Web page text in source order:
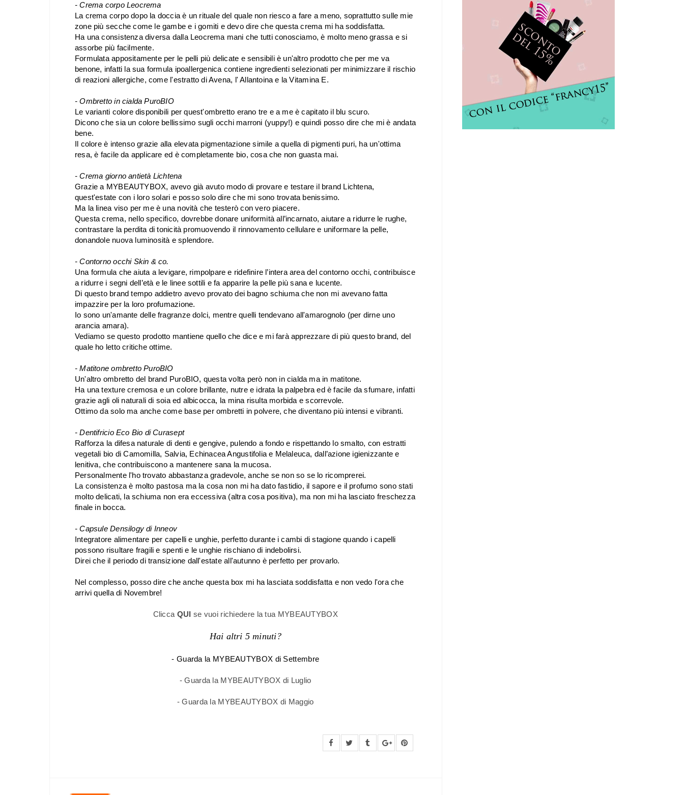
- Crema corpo Leocrema
La crema corpo dopo la doccia è un rituale del quale non riesco a fare a meno, soprattutto sulle mie
zone più secche come le gambe e i gomiti e devo dire che questa crema mi ha soddisfatta.
Ha una consistenza diversa dalla Leocrema mani che tutti conosciamo, è molto meno grassa e si
assorbe più facilmente.
Formulata appositamente per le pelli più delicate e sensibili è un'altro prodotto che per me va
benone, infatti la sua formula ipoallergenica contiene ingredienti selezionati per minimizzare il rischio
di reazioni allergiche, come l'estratto di Avena, l' Allantoina e la Vitamina E.
- Ombretto in cialda PuroBIO
Le varianti colore disponibili per quest'ombretto erano tre e a me è capitato il blu scuro.
Dicono che sia un colore bellissimo sugli occhi marroni (yuppy!) e quindi posso dire che mi è andata
bene.
Il colore è intenso grazie alla elevata pigmentazione simile a quella di pigmenti puri, ha un'ottima
resa, è facile da applicare ed è completamente bio, cosa che non guasta mai.
- Crema giorno antietà Lichtena
Grazie a MYBEAUTYBOX, avevo già avuto modo di provare e testare il brand Lichtena,
quest'estate con i loro solari e posso solo dire che mi sono trovata benissimo.
Ma la linea viso per me è una novità che testerò con vero piacere.
Questa crema, nello specifico, dovrebbe donare uniformità all’incarnato, aiutare a ridurre le rughe,
contrastare la perdita di tonicità promuovendo il rinnovamento cellulare e uniformare la pelle,
donandole nuova luminosità e splendore.
- Contorno occhi Skin & co.
Una formula che aiuta a levigare, rimpolpare e ridefinire l’intera area del contorno occhi, contribuisce
a ridurre i segni dell’età e le linee sottili e fa apparire la pelle più sana e lucente.
Di questo brand tempo addietro avevo provato dei bagno schiuma che non mi avevano fatta
impazzire per la loro profumazione.
Io sono un'amante delle fragranze dolci, mentre quelli tendevano all'amarognolo (per dirne uno
arancia amara).
Vediamo se questo prodotto mantiene quello che dice e mi farà apprezzare di più questo brand, del
quale ho letto critiche ottime.
- Matitone ombretto PuroBIO
Un'altro ombretto del brand PuroBIO, questa volta però non in cialda ma in matitone.
Ha unatexture cremosa e un colore brillante, nutre e idrata la palpebra ed è facile da sfumare, infatti
grazie agli oli naturali di soia ed albicocca, la mina risulta morbida e scorrevole.
Ottimo da solo ma anche come base per ombretti in polvere, che diventano più intensi e vibranti.
- Dentifricio Eco Bio di Curasept
Rafforza la difesa naturale di denti e gengive, pulendo a fondo e rispettando lo smalto, con estratti
vegetali bio di Camomilla, Salvia, Echinacea Angustifolia e Melaleuca, dall’azione igienizzante e
lenitiva, che contribuiscono a mantenere sana la mucosa.
Personalmente l'ho trovato abbastanza gradevole, anche se non so se lo ricomprerei.
La consistenza è molto pastosa ma la cosa non mi ha dato fastidio, il sapore e il profumo sono stati
molto delicati, la schiuma non era eccessiva (altra cosa positiva), ma non mi ha lasciato freschezza
finale in bocca.
- Capsule Densilogy di Inneov
Integratore alimentare per capelli e unghie, perfetto durante i cambi di stagione quando i capelli
possono risultare fragili e spenti e le unghie rischiano di indebolirsi.
Direi che il periodo di transizione dall'estate all'autunno è perfetto per provarlo.
Nel complesso, posso dire che anche questa box mi ha lasciata soddisfatta e non vedo l'ora che
arrivi quella di Novembre!
Clicca QUI se vuoi richiedere la tua MYBEAUTYBOX
Hai altri 5 minuti?
- Guarda la MYBEAUTYBOX di Settembre
- Guarda la MYBEAUTYBOX di Luglio
- Guarda la MYBEAUTYBOX di Maggio